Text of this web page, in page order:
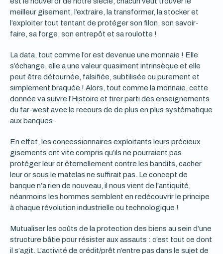
meilleur gisement, l’extraire, la transformer, la stocker et
l’exploiter tout tentant de protéger son filon, son savoir-
faire, sa forge, son entrepôt et sa roulotte !
La data, tout comme l’or est devenue une monnaie ! Elle
s’échange, elle a une valeur quasiment intrinsèque et elle
peut être détournée, falsifiée, subtilisée ou purement et
simplement braquée ! Alors, tout comme la monnaie, cette
donnée va suivre l’Histoire et tirer parti des enseignements
du far-west avec le recours de de plus en plus systématique
aux banques.
En effet, les concessionnaires exploitants leurs précieux
gisements ont vite compris qu’ils ne pourraient pas
protéger leur or éternellement contre les bandits, cacher
leur or sous le matelas ne suffirait pas. Le concept de
banque n’a rien de nouveau, il nous vient de l’antiquité,
néanmoins les hommes semblent en redécouvrir le principe
à chaque révolution industrielle ou technologique !
Mutualiser les coûts de la protection des biens au sein d’une
structure bâtie pour résister aux assauts : c’est tout ce dont
il s’agit. L’activité de crédit/prêt n’entre pas dans le sujet de